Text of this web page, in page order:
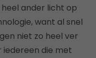
ander licht op
want al snel
niet zo heel ver
die met